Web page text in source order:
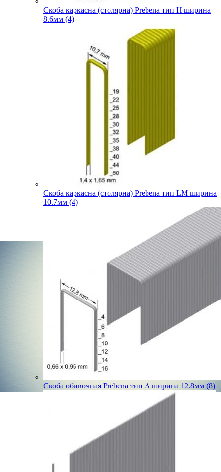
Скоба каркасна (столярна) Prebena тип H ширина
8.6мм (4)
Скоба каркасна (столярна) Prebena тип LM ширина
10.7мм (4)
Скоба обивочная Prebena тип A ширина 12.8мм (8)